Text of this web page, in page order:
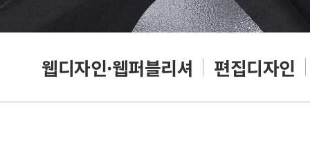
웹디자인·웹퍼블리셔 편집디자인